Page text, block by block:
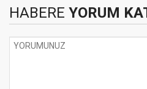
HABERE YORUM